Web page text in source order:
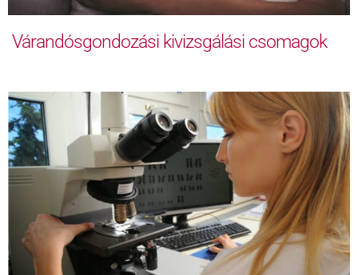
Várandósgondozási kivizsgálási csomagok